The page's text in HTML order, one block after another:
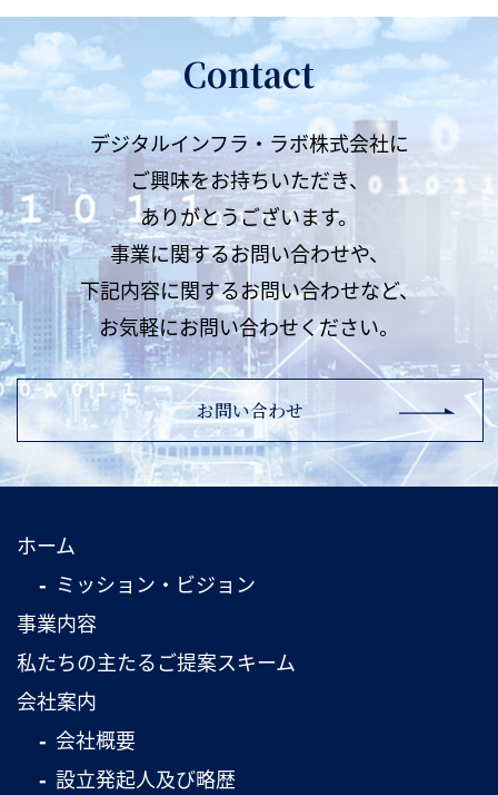
Contact
デジタルインフラ・ラボ株式会社に
ご興味をお持ちいただき、
ありがとうございます。
事業に関するお問い合わせや、
下記内容に関するお問い合わせなど、
お気軽にお問い合わせください。
お問い合わせ
ホーム
ミッション・ビジョン
事業内容
私たちの主たるご提案スキーム
会社案内
会社概要
設立発起人及び略歴